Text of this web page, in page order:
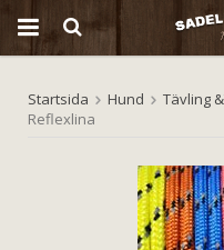
Produkten har
Startsida Hund Tävling
Reflexlina